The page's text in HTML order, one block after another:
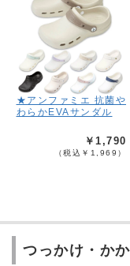
★アンファミエ 抗菌や
わらかEVAサンダル
￥1,790
（税込￥1,969）
つっかけ・か